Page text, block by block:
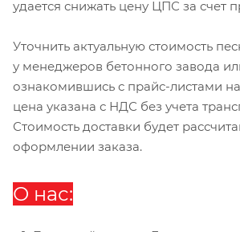
удается снижать цену ЦПС за счет
Уточнить актуальную стоимость
у менеджеров бетонного завода
ознакомившись с прайс-листами
цена указана с НДС без учета
Стоимость доставки будет
оформлении заказа.
О нас: